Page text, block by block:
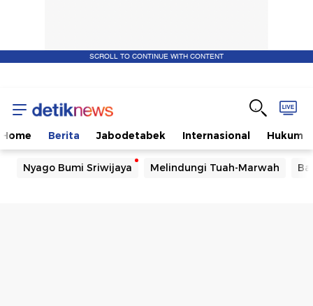
SCROLL TO CONTINUE WITH CONTENT
Home Berita Jabodetabek Internasional Hukum
Nyago Bumi Sriwijaya Melindungi Tuah-Marwah